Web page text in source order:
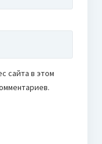
сайта в этом